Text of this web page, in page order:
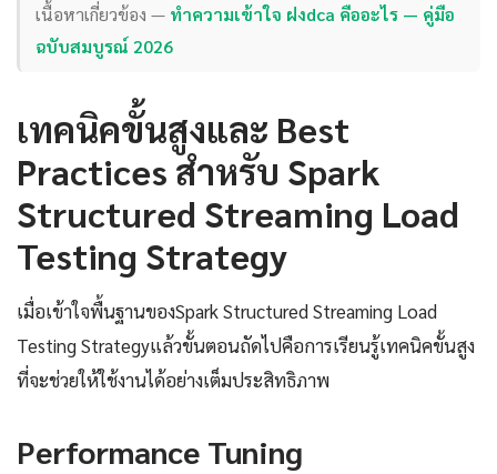
เนื้อหาเกี่ยวข้อง — ทำความเข้าใจ ฝงdca คืออะไร — คู่มือ
ฉบับสมบูรณ์ 2026
เทคนิคขั้นสูงและ Best
Practices สำหรับ Spark
Structured Streaming Load
Testing Strategy
เมื่อเข้าใจพื้นฐานของSpark Structured Streaming Load
Testing Strategyแล้วขั้นตอนถัดไปคือการเรียนรู้เทคนิคขั้นสูง
ที่จะช่วยให้ใช้งานได้อย่างเต็มประสิทธิภาพ
Performance Tuning